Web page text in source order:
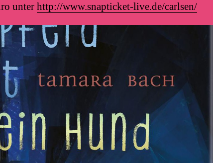
unter http://www.snapticket-live.de/carlsen/